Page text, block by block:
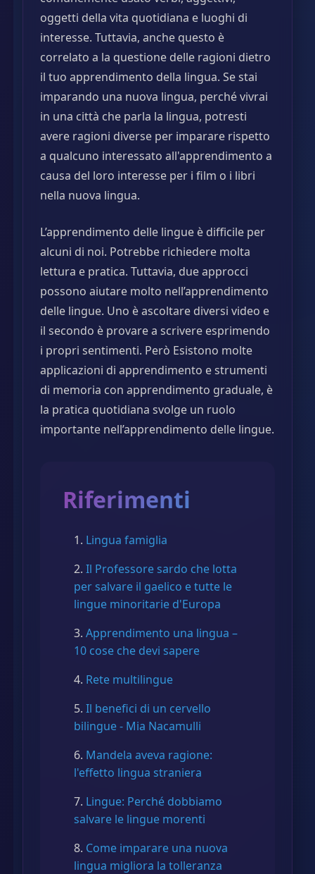
oggetti della vita quotidiana e luoghi di
interesse. Tuttavia, anche questo è
correlato a la questione delle ragioni dietro
il tuo apprendimento della lingua. Se stai
imparando una nuova lingua, perché vivrai
in una città che parla la lingua, potresti
avere ragioni diverse per imparare rispetto
a qualcuno interessato all'apprendimento a
causa del loro interesse per i film o i libri
nella nuova lingua.
L’apprendimento delle lingue è difficile per
alcuni di noi. Potrebbe richiedere molta
lettura e pratica. Tuttavia, due approcci
possono aiutare molto nell’apprendimento
delle lingue. Uno è ascoltare diversi video e
il secondo è provare a scrivere esprimendo
i propri sentimenti. Però Esistono molte
applicazioni di apprendimento e strumenti
di memoria con apprendimento graduale, è
la pratica quotidiana svolge un ruolo
importante nell’apprendimento delle lingue.
Riferimenti
Lingua famiglia
Il Professore sardo che lotta
per salvare il gaelico e tutte le
lingue minoritarie d'Europa
Apprendimento una lingua –
10 cose che devi sapere
Rete multilingue
Il benefici di un cervello
bilingue - Mia Nacamulli
Mandela aveva ragione:
l'effetto lingua straniera
Lingue: Perché dobbiamo
salvare le lingue morenti
Come imparare una nuova
lingua migliora la tolleranza